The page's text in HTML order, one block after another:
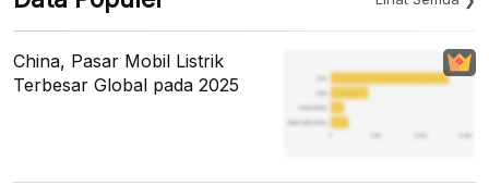
China, Pasar Mobil Listrik
Terbesar Global pada 2025